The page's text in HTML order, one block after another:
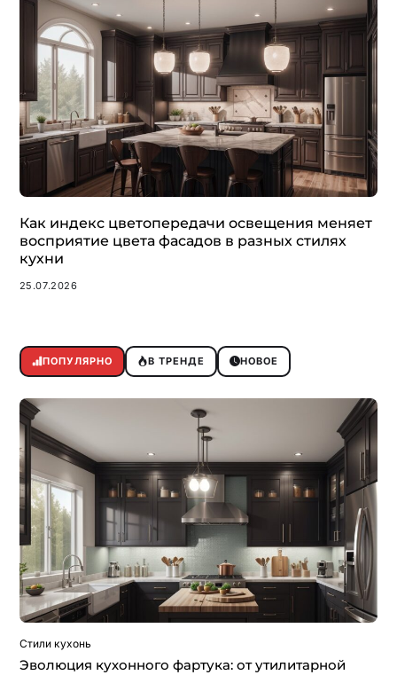
Как индекс цветопередачи освещения меняет
восприятие цвета фасадов в разных стилях
кухни
25.07.2026
ПОПУЛЯРНО В ТРЕНДЕ НОВОЕ
Стили кухонь
Эволюция кухонного фартука: от утилитарной